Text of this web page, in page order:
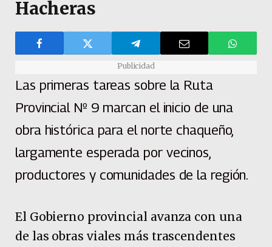
Hacheras
Publicidad
Las primeras tareas sobre la Ruta
Provincial Nº 9 marcan el inicio de una
obra histórica para el norte chaqueño,
largamente esperada por vecinos,
productores y comunidades de la región.
El Gobierno provincial avanza con una
de las obras viales más trascendentes